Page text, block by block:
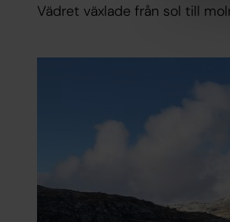
Vädret växlade från sol till